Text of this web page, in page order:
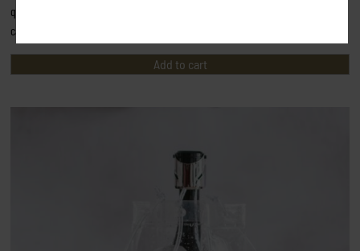
que abriste y no terminaste. Con él, conservarás todas las cualidades del
cava para la siguiente ocasión.
Add to cart